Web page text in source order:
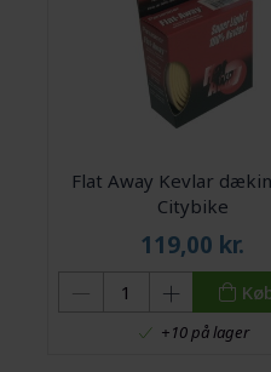
Flat Away Kevlar
Citybike
119,00 kr.
+10 på lager